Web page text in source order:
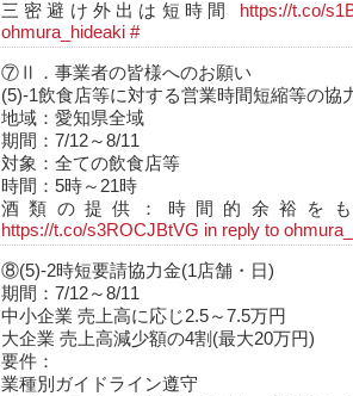
三密避け外出は短時間
https://t.co/
ohmura_hideaki #
⑦Ⅱ．事業者の皆様へのお願い
(5)-1飲食店等に対する営業時間短縮等の協
地域：愛知県全域
期間：7/12～8/11
対象：全ての飲食店等
時間：5時～21時
酒類の提供：時間的余裕を
https://t.co/s3ROCJBtVG in reply to
⑧(5)-2時短要請協力金(1店舗・日)
期間：7/12～8/11
中小企業 売上高に応じ2.5～7.5万円
大企業 売上高減少額の4割(最大20万円)
要件：
業種別ガイドライン遵守